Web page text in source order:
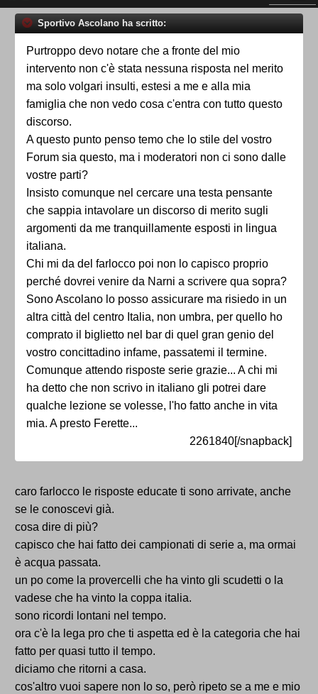
Sportivo Ascolano ha scritto:
Purtroppo devo notare che a fronte del mio
intervento non c'è stata nessuna risposta nel merito
ma solo volgari insulti, estesi a me e alla mia
famiglia che non vedo cosa c'entra con tutto questo
discorso.
A questo punto penso temo che lo stile del vostro
Forum sia questo, ma i moderatori non ci sono dalle
vostre parti?
Insisto comunque nel cercare una testa pensante
che sappia intavolare un discorso di merito sugli
argomenti da me tranquillamente esposti in lingua
italiana.
Chi mi da del farlocco poi non lo capisco proprio
perché dovrei venire da Narni a scrivere qua sopra?
Sono Ascolano lo posso assicurare ma risiedo in un
altra città del centro Italia, non umbra, per quello ho
comprato il biglietto nel bar di quel gran genio del
vostro concittadino infame, passatemi il termine.
Comunque attendo risposte serie grazie... A chi mi
ha detto che non scrivo in italiano gli potrei dare
qualche lezione se volesse, l'ho fatto anche in vita
mia. A presto Ferette...
2261840[/snapback]
caro farlocco le risposte educate ti sono arrivate, anche
se le conoscevi già.
cosa dire di più?
capisco che hai fatto dei campionati di serie a, ma ormai
è acqua passata.
un po come la provercelli che ha vinto gli scudetti o la
vadese che ha vinto la coppa italia.
sono ricordi lontani nel tempo.
ora c'è la lega pro che ti aspetta ed è la categoria che hai
fatto per quasi tutto il tempo.
diciamo che ritorni a casa.
cos'altro vuoi sapere non lo so, però ripeto se a me e mio